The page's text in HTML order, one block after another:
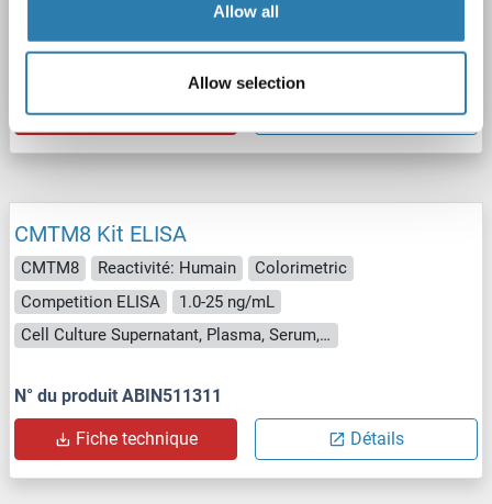
Allow all
Allow selection
N° du produit ABIN772961
Fiche technique Détails
CMTM8 Kit ELISA
CMTM8 Reactivité: Humain
Colorimetric
Competition ELISA
1.0-25 ng/mL
Cell Culture Supernatant, Plasma, Serum, Tissue Homogenate
N° du produit ABIN511311
Fiche technique Détails